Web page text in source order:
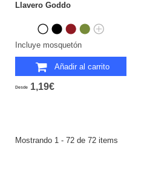
Llavero Goddo
Incluye mosquetón
Añadir al carrito
Desde 1,19€
Mostrando 1 - 72 de 72 items